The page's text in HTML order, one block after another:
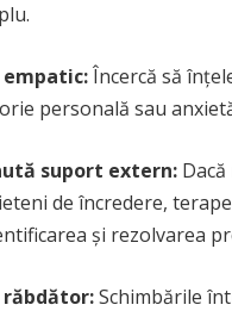
empatic:Încercă să
personală sau
suport extern:
de încredere,
și rezolvarea
răbdător:Schimbările